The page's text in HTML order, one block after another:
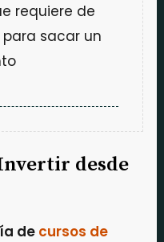
requiere de
sacar un
desde
de cursos de